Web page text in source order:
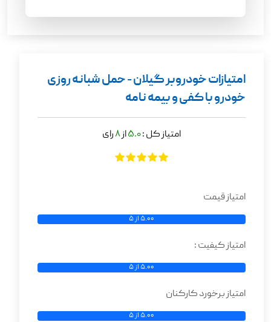
امتیازات خودروبر گیلان - حمل شبانه روزی
خودرو با کفی و بیمه نامه
امتیاز کل :5.0از8رای
امتیاز قیمت
5.00 از 5
امتیاز کیفیت :
5.00 از 5
امتیاز برخورد کارکنان
5.00 از 5